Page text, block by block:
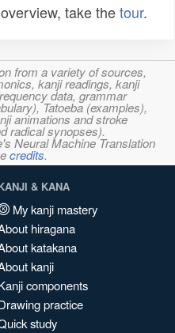
take thetour.
from a variety of sources,
kanji readings, kanji
data, grammar
Tatoeba (examples),
animations and stroke
radical synopses).
Neural Machine Translation
credits.
& KANA
My kanji mastery
hiragana
katakana
kanji
components
practice
study